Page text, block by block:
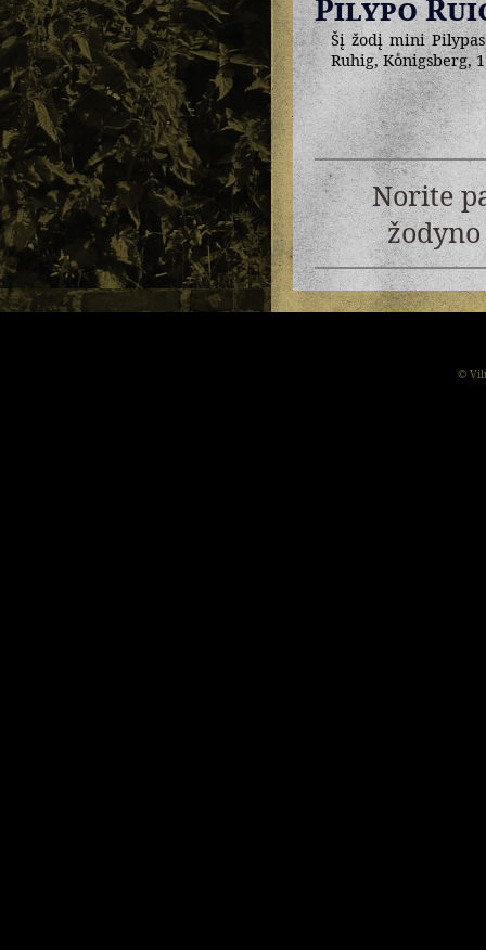
Pilypo
Šį žodį mini
Ruhig, Koͤnigsberg,
Norite
©